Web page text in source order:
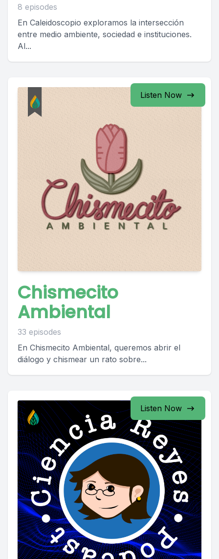
8 episodes
En Caleidoscopio exploramos la intersección
entre medio ambiente, sociedad e instituciones.
Al...
Listen Now
Chismecito
Ambiental
33 episodes
En Chismecito Ambiental, queremos abrir el
diálogo y chismear un rato sobre...
Listen Now